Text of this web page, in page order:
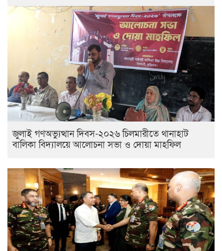
জুলাই গণঅভ্যুত্থান দিবস-২০২৬ ​চিলমারীতে থানাহাট
বালিকা বিদ্যালয়ে আলোচনা সভা ও দোয়া মাহফিল